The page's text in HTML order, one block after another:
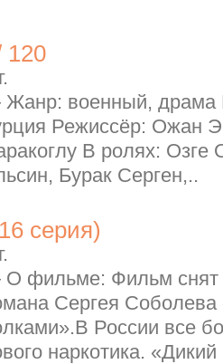
120
военный, драма
Режиссёр: Ожан
В ролях: Озге
Бурак Серген,..
серия)
фильме: Фильм снят
Сергея
России все
наркотика.